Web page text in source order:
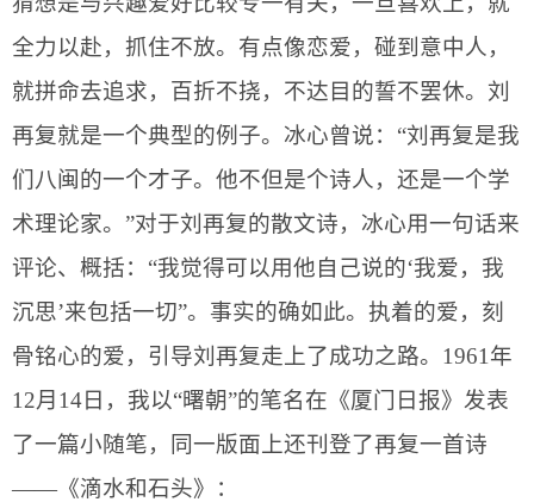
全力以赴，抓住不放。有点像恋爱，碰到意中人，
就拼命去追求，百折不挠，不达目的誓不罢休。刘
再复就是一个典型的例子。冰心曾说：“刘再复是我
们八闽的一个才子。他不但是个诗人，还是一个学
术理论家。”对于刘再复的散文诗，冰心用一句话来
评论、概括：“我觉得可以用他自己说的‘我爱，我
沉思’来包括一切”。事实的确如此。执着的爱，刻
骨铭心的爱，引导刘再复走上了成功之路。 1961 年
12月 14日 ，我以“曙朝”的笔名在《厦门日报》发表
了一篇小随笔，同一版面上还刊登了再复一首诗
——《滴水和石头》：